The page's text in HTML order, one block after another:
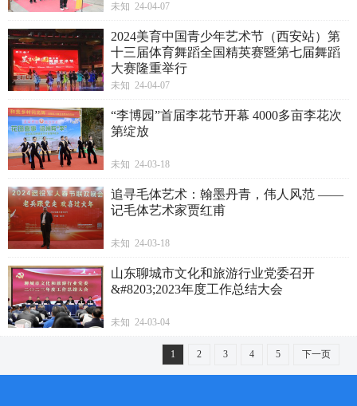
未知 24-04-07
2024美育中国青少年艺术节（西安站）第
十三届体育舞蹈全国精英赛暨第七届舞蹈
大赛隆重举行
未知 24-04-07
“李博园”首届李花节开幕 4000多亩李花次
第绽放
未知 24-03-18
追寻毛体艺术：翰墨丹青，伟人风范 ——
记毛体艺术家贾红甫
未知 24-03-18
山东聊城市文化和旅游行业党委召开
&#8203;2023年度工作总结大会
未知 24-03-04
1 2 3 4 5 下一页